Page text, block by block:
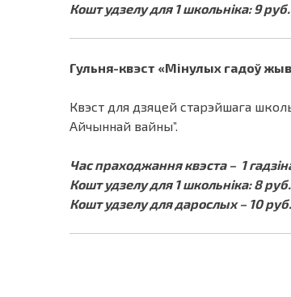
Кошт удзелу для 1 школьніка: 9 руб.
Гульня-квэст «Мінулых гадоў
Квэст для дзяцей старэйшага
Айчыннай вайны”.
Час праходжання квэста – 1
Кошт удзелу для 1 школьніка: 8 руб.
Кошт удзелу для дарослых – 10